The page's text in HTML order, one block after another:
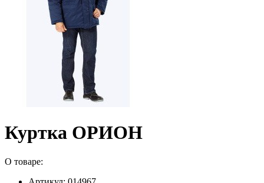
Куртка ОРИОН
О товаре: